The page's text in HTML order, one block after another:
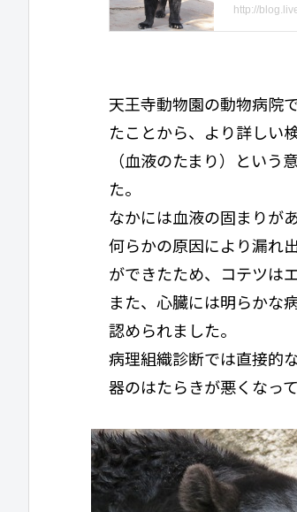
天王寺動物園の動物病院
たことから、より詳しい
（血液のたまり）とい
た。
なかには血液の固まりが
何らかの原因により漏れ
ができたため、コテツは
また、心臓には明らかな
認められました。
病理組織診断では直接的
器のはたらきが悪くなっ